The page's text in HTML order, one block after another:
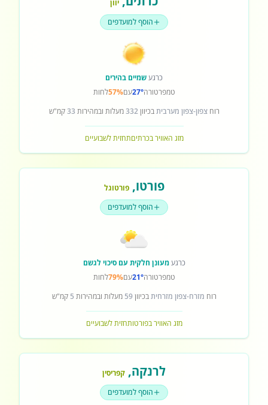
יוון
הוסף למועדפים
כרגעשמיים בהירים
טמפרטורה27°עם57%לחות
רוחצפון-צפון מערביתבכיוון332מעלות ובמהירות 33קמ"ש
מזג האוויר בכרתיםתחזית לשבועיים
פורטו,פורטוגל
הוסף למועדפים
כרגעמעונן חלקית עם סיכוי לגשם
טמפרטורה21°עם79%לחות
רוח מזרח-צפון מזרחיתבכיוון59 מעלות ובמהירות 5 קמ"ש
מזג האוויר בפורטותחזית לשבועיים
לרנקה, קפריסין
הוסף למועדפים